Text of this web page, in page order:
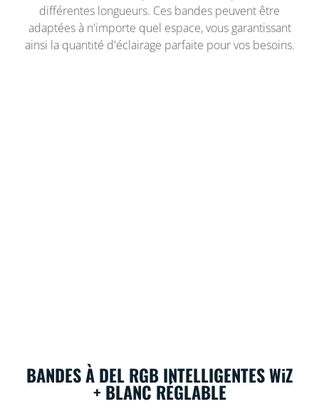
différentes longueurs. Ces bandes peuvent être
adaptées à n'importe quel espace, vous garantissant
ainsi la quantité d'éclairage parfaite pour vos besoins.
BANDES À DEL RGB INTELLIGENTES WiZ
+ BLANC RÉGLABLE